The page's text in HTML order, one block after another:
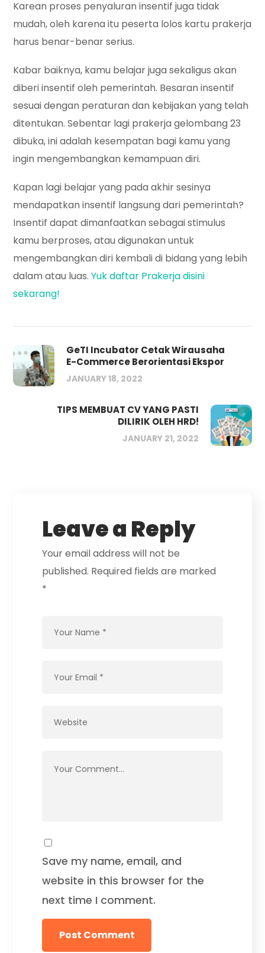
Karean proses penyaluran insentif juga tidak
mudah, oleh karena itu peserta lolos kartu prakerja
harus benar-benar serius.
Kabar baiknya, kamu belajar juga sekaligus akan
diberi insentif oleh pemerintah. Besaran insentif
sesuai dengan peraturan dan kebijakan yang telah
ditentukan. Sebentar lagi prakerja gelombang 23
dibuka, ini adalah kesempatan bagi kamu yang
ingin mengembangkan kemampuan diri.
Kapan lagi belajar yang pada akhir sesinya
mendapatkan insentif langsung dari pemerintah?
Insentif dapat dimanfaatkan sebagai stimulus
kamu berproses, atau digunakan untuk
mengembangkan diri kembali di bidang yang lebih
dalam atau luas.Yuk daftar Prakerja disini
sekarang!
GeTI Incubator Cetak Wirausaha
E-Commerce Berorientasi Ekspor
JANUARY 18, 2022
TIPS MEMBUAT CV YANG PASTI
DILIRIK OLEH HRD!
JANUARY 21, 2022
Leave a Reply
Your email address will not be
published. Required fields are marked
*
Save my name, email, and
website in this browser for the
next time I comment.